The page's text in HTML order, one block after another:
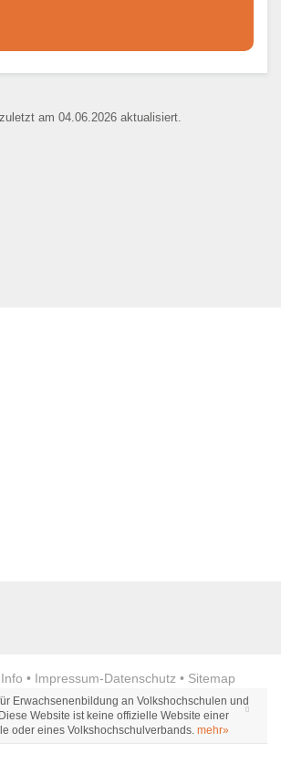
und ist nicht
am 04.06.2026 aktualisiert.
• Impressum-Datenschutz • Sitemap
Erwachsenenbildung an Volkshochschulen und
Website ist keine offizielle Website einer
oder eines Volkshochschulverbands. mehr»